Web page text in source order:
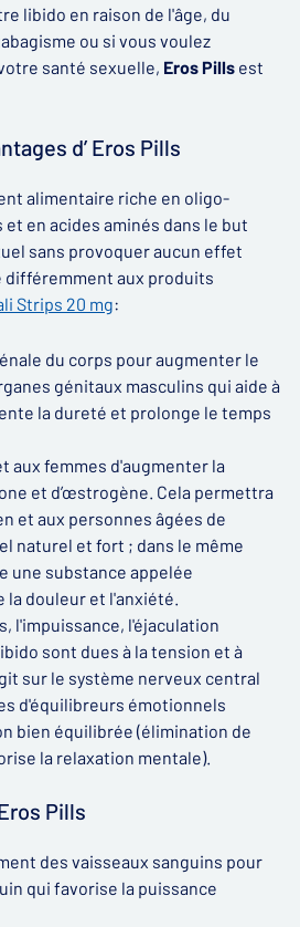
libido en raison de l'âge, du
ou si vous voulez
santé sexuelle, Eros Pills est
d’ Eros Pills
alimentaire riche en oligo-
en acides aminés dans le but
sans provoquer aucun effet
différemment aux produits
Strips 20 mg:
du corps pour augmenter le
génitaux masculins qui aide à
la dureté et prolonge le temps
aux femmes d'augmenter la
et d’œstrogène. Cela permettra
et aux personnes âgées de
naturel et fort ; dans le même
une substance appelée
la douleur et l'anxiété.
l'impuissance, l'éjaculation
sont dues à la tension et à
sur le système nerveux central
d'équilibreurs émotionnels
bien équilibrée (élimination de
la relaxation mentale).
Pills
des vaisseaux sanguins pour
qui favorise la puissance